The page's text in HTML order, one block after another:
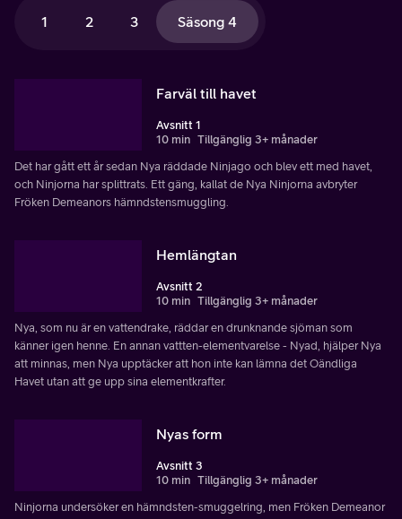
1 2 3 Säsong 4
Farväl till havet
Avsnitt 1
10 min Tillgänglig 3+ månader
Det har gått ett år sedan Nya räddade Ninjago och blev ett med havet,
och Ninjorna har splittrats. Ett gäng, kallat de Nya Ninjorna avbryter
Fröken Demeanors hämndstensmuggling.
Hemlängtan
Avsnitt 2
10 min Tillgänglig 3+ månader
Nya, som nu är en vattendrake, räddar en drunknande sjöman som
känner igen henne. En annan vattten-elementvarelse - Nyad, hjälper Nya
att minnas, men Nya upptäcker att hon inte kan lämna det Oändliga
Havet utan att ge upp sina elementkrafter.
Nyas form
Avsnitt 3
10 min Tillgänglig 3+ månader
Ninjorna undersöker en hämndsten-smuggelring, men Fröken Demeanor